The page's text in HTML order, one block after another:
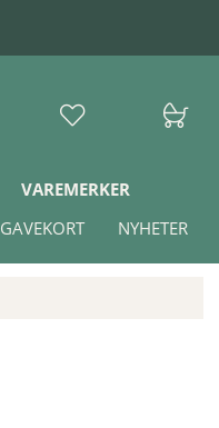
VAREMERKER
NYHETER
GAVEKORT